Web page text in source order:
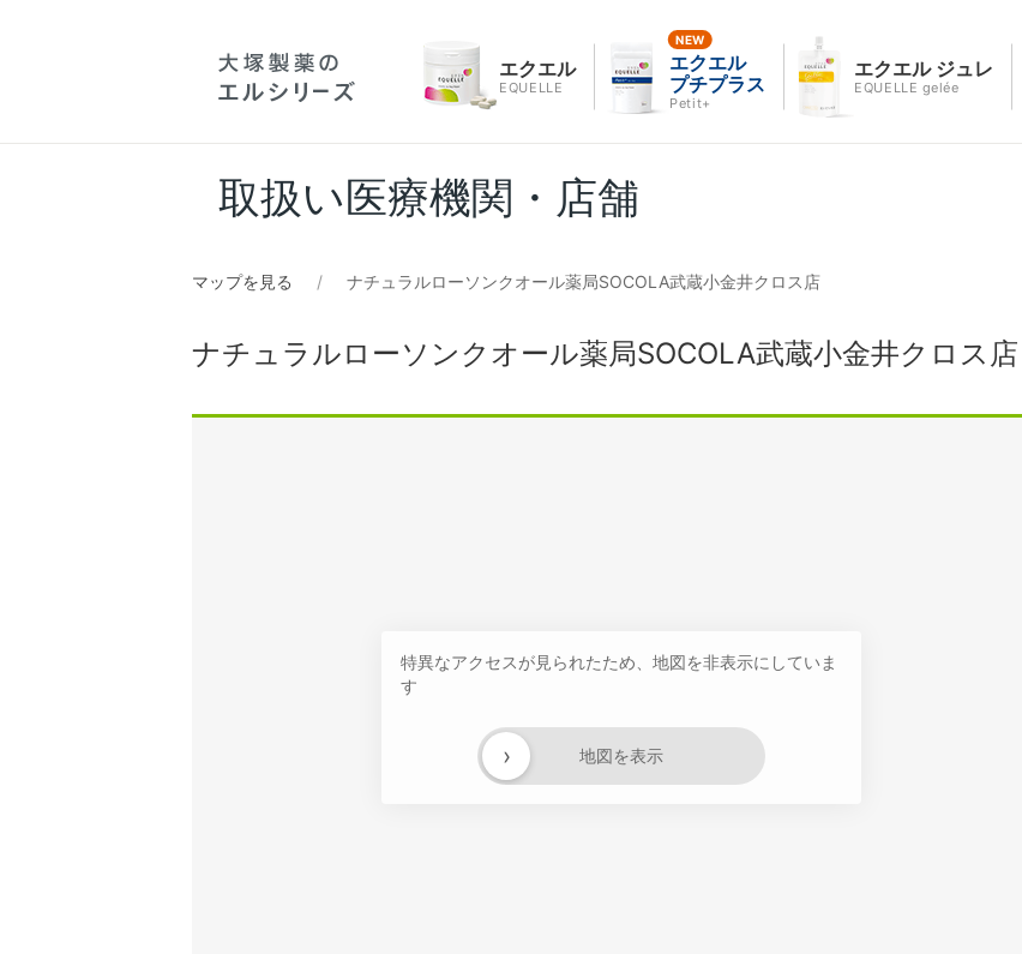
エクエル
EQUELLE
エクエル
プチプラス
Petit+
エクエル ジュレ
EQUELLE gelée
取扱い医療機関・店舗
マップを見る ナチュラルローソンクオール薬局SOCOLA武蔵小金井クロス店
ナチュラルローソンクオール薬局SOCOLA武蔵小金井クロス店
特異なアクセスが見られたため、地図を非表示にしていま
す
地図を表示
›